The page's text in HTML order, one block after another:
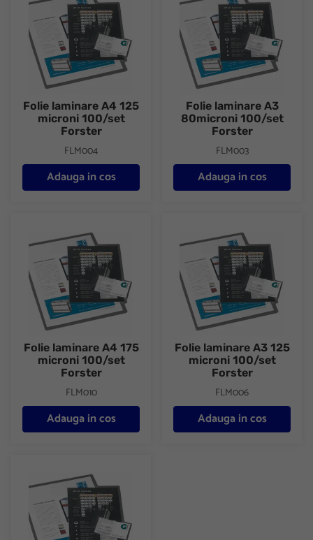
Folie laminare A4 125
microni 100/set
Forster
FLM004
Adauga in cos
Folie laminare A3
80microni 100/set
Forster
FLM003
Adauga in cos
Folie laminare A4 175 microni 100/set Forster
Folie laminare A4 175
microni 100/set
Forster
FLM010
Adauga in cos
Folie laminare A3 125
Folie laminare A3 125
microni 100/set
Forster
FLM006
Adauga in cos
Folie laminare A3 175 microni 100/set Forster